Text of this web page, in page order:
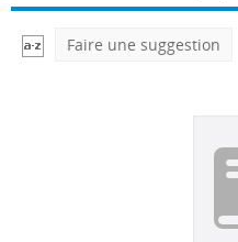
Faire une suggestion